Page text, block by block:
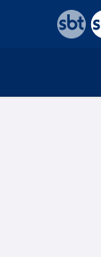
voltar